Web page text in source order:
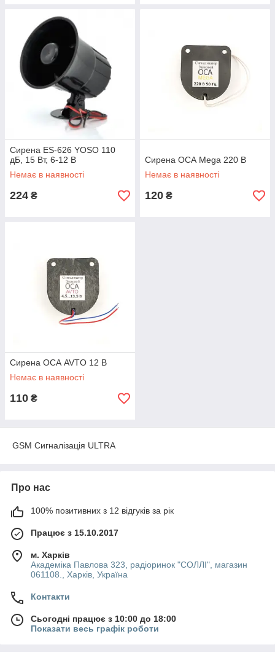
Сирена ES-626 YOSO 110
дБ, 15 Вт, 6-12 В
Немає в наявності
224 ₴
Сирена ОСА Mega 220 В
Немає в наявності
120 ₴
Сирена ОСА AVTO 12 В
Немає в наявності
110 ₴
GSM Сигналізація ULTRA
Про нас
100% позитивних з 12 відгуків за рік
Працює з 15.10.2017
м. Харків
Академіка Павлова 323, радіоринок "СОЛЛІ", магазин
061108., Харків, Україна
Контакти
Сьогодні працює з 10:00 до 18:00
Показати весь графік роботи